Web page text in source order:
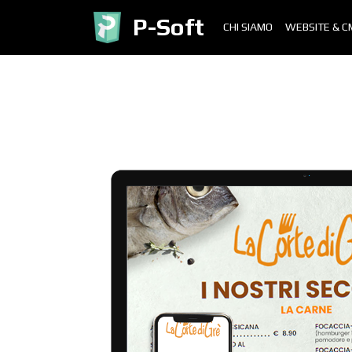
P-Soft CHI SIAMO WEBSITE &